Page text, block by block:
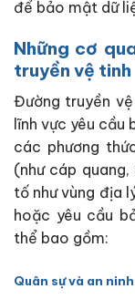
để bảo mật dữ
Những cơ
truyền vệ tinh
Đường truyền
lĩnh vực yêu
các phương
(như cáp
tố như vùng địa
hoặc yêu cầu
thể bao gồm:
Quân sự và an